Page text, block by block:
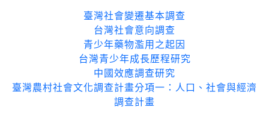
臺灣社會變遷基本調查
台灣社會意向調查
青少年藥物濫用之起因
台灣青少年成長歷程研究
中國效應調查研究
臺灣農村社會文化調查計畫分項一：人口、社會與經濟
調查計畫